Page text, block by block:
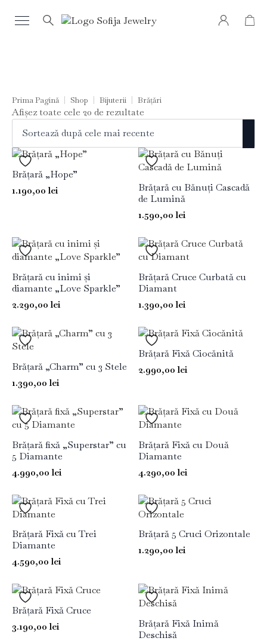
Prima Pagină Shop Bijuterii Brățări
Afișez toate cele 20 de rezultate
cele
mai
recente
Brățară „Hope”
1.190,00lei
Brățară cu Bănuți Cascadă
de Lumină
1.590,00lei
Brățară cu inimi și
diamante „Love Sparkle”
2.290,00lei
Brățară Cruce Curbată cu
Diamant
1.390,00lei
Brățară „Charm” cu 3 Stele
1.390,00lei
Brățară Fixă Ciocănită
2.990,00lei
Brățară fixă „Superstar” cu
5 Diamante
4.990,00lei
Brățară Fixă cu Două
Diamante
4.290,00lei
Brățară Fixă cu Trei
Diamante
4.590,00lei
Brățară 5 Cruci Orizontale
1.290,00lei
Brățară Fixă Cruce
3.190,00lei
Brățară Fixă Inimă
Deschisă